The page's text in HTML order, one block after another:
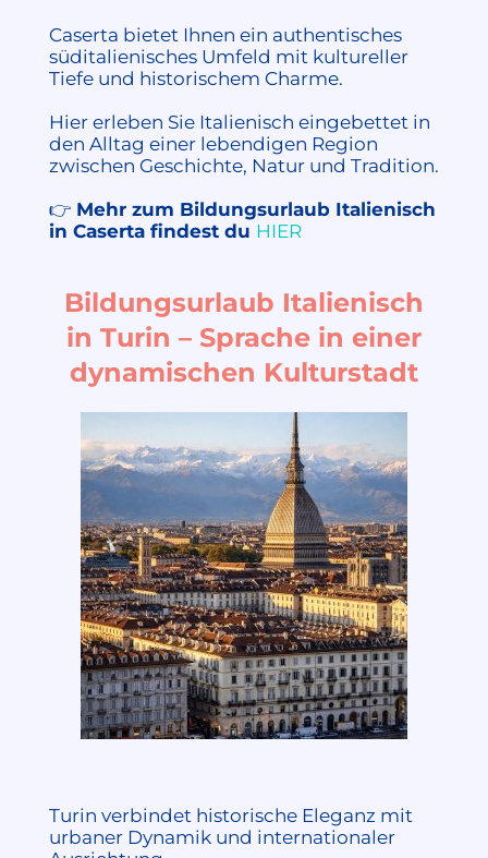
Caserta bietet Ihnen ein authentisches
süditalienisches Umfeld mit kultureller
Tiefe und historischem Charme.
Hier erleben Sie Italienisch eingebettet in
den Alltag einer lebendigen Region
zwischen Geschichte, Natur und Tradition.
👉 Mehr zum Bildungsurlaub Italienisch
in Caserta findest du HIER
Bildungsurlaub Italienisch
in Turin – Sprache in einer
dynamischen Kulturstadt
Turin verbindet historische Eleganz mit
urbaner Dynamik und internationaler